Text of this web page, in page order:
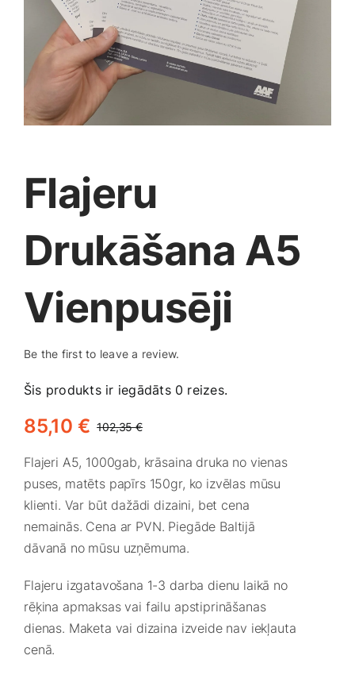
Medicīnas preces
Mobilie telefoni, planšetdatori
Pakalpojumi
Preces birojam
Preces pieaugušajiem
Rotaļlietas, bērnu preces
Sports, tūrisms un atpūta
TV un Sadzīves tehnika
Zoo preces
Flajeru
Drukāšana A5
Vienpusēji
Be the first to leave a review.
Šis produkts ir iegādāts 0 reizes.
102,35€Original
price
was:
102,35 €.
85,10 €
Current
price
is:
85,10 €.
Flajeri A5, 1000gab, krāsaina druka no vienas
puses, matēts papīrs 150gr, ko izvēlas mūsu
klienti. Var būt dažādi dizaini, bet cena
nemainās. Cena ar PVN. Piegāde Baltijā
dāvanā no mūsu uzņēmuma.
Flajeru izgatavošana 1-3 darba dienu laikā no
rēķina apmaksas vai failu apstiprināšanas
dienas. Maketa vai dizaina izveide nav iekļauta
cenā.